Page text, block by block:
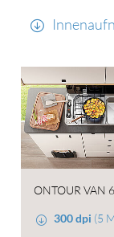
ONTOUR VAN
300 dpi (5